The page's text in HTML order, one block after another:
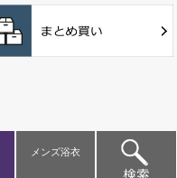
メンズ浴衣